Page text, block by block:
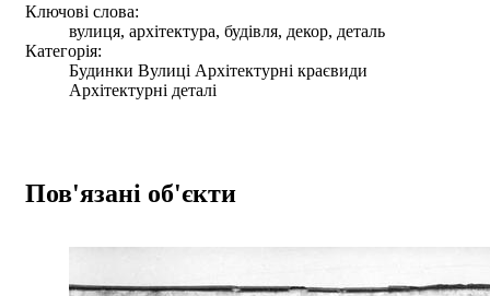
Ключові слова:
вулиця, архітектура, будівля, декор, деталь
Категорія:
Будинки Вулиці Архітектурні краєвиди
Архітектурні деталі
Пов'язані об'єкти